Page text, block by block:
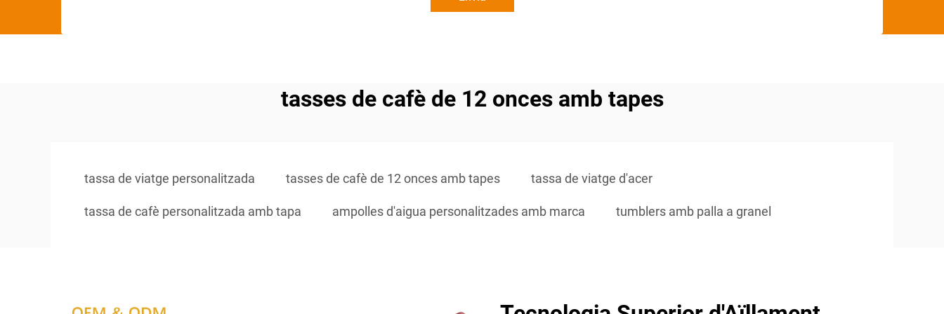
tasses de cafè de 12 onces amb tapes
tassa de viatge personalitzada tasses de cafè de 12 onces amb tapes tassa de viatge d'acer
tassa de cafè personalitzada amb tapa ampolles d'aigua personalitzades amb marca tumblers amb palla a granel